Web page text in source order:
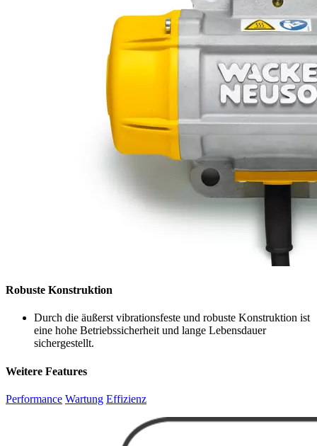
Robuste Konstruktion
Durch die äußerst vibrationsfeste und robuste Konstruktion ist
eine hohe Betriebssicherheit und lange Lebensdauer
sichergestellt.
Weitere Features
Performance Wartung Effizienz